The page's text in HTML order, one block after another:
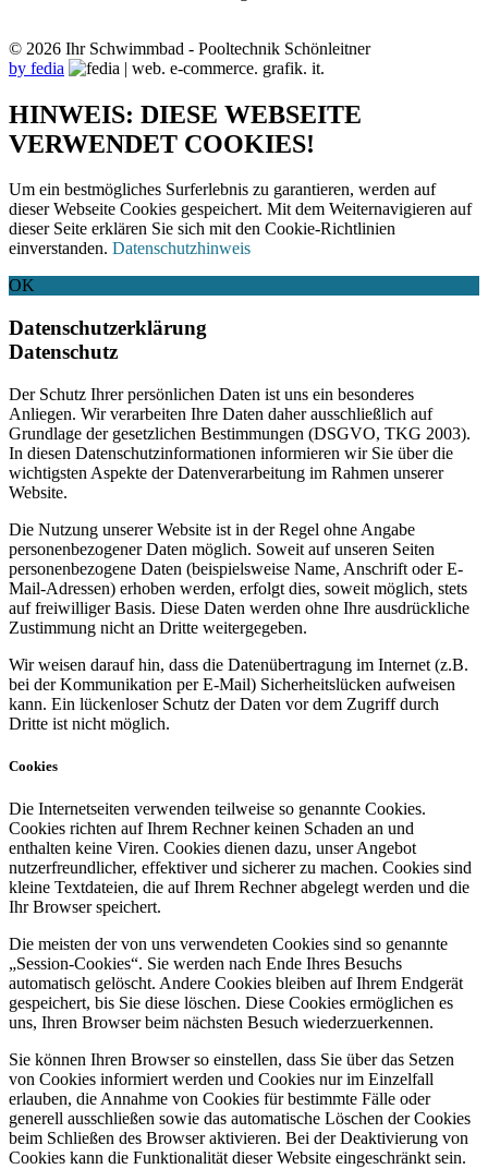
© 2026 Ihr Schwimmbad - Pooltechnik Schönleitner
by fedia
HINWEIS: DIESE WEBSEITE
VERWENDET COOKIES!
Um ein bestmögliches Surferlebnis zu garantieren, werden auf
dieser Webseite Cookies gespeichert. Mit dem Weiternavigieren auf
dieser Seite erklären Sie sich mit den Cookie-Richtlinien
einverstanden. Datenschutzhinweis
OK
Datenschutzerklärung
Datenschutz
Der Schutz Ihrer persönlichen Daten ist uns ein besonderes
Anliegen. Wir verarbeiten Ihre Daten daher ausschließlich auf
Grundlage der gesetzlichen Bestimmungen (DSGVO, TKG 2003).
In diesen Datenschutzinformationen informieren wir Sie über die
wichtigsten Aspekte der Datenverarbeitung im Rahmen unserer
Website.
Die Nutzung unserer Website ist in der Regel ohne Angabe
personenbezogener Daten möglich. Soweit auf unseren Seiten
personenbezogene Daten (beispielsweise Name, Anschrift oder E-
Mail-Adressen) erhoben werden, erfolgt dies, soweit möglich, stets
auf freiwilliger Basis. Diese Daten werden ohne Ihre ausdrückliche
Zustimmung nicht an Dritte weitergegeben.
Wir weisen darauf hin, dass die Datenübertragung im Internet (z.B.
bei der Kommunikation per E-Mail) Sicherheitslücken aufweisen
kann. Ein lückenloser Schutz der Daten vor dem Zugriff durch
Dritte ist nicht möglich.
Cookies
Die Internetseiten verwenden teilweise so genannte Cookies.
Cookies richten auf Ihrem Rechner keinen Schaden an und
enthalten keine Viren. Cookies dienen dazu, unser Angebot
nutzerfreundlicher, effektiver und sicherer zu machen. Cookies sind
kleine Textdateien, die auf Ihrem Rechner abgelegt werden und die
Ihr Browser speichert.
Die meisten der von uns verwendeten Cookies sind so genannte
„Session-Cookies“. Sie werden nach Ende Ihres Besuchs
automatisch gelöscht. Andere Cookies bleiben auf Ihrem Endgerät
gespeichert, bis Sie diese löschen. Diese Cookies ermöglichen es
uns, Ihren Browser beim nächsten Besuch wiederzuerkennen.
Sie können Ihren Browser so einstellen, dass Sie über das Setzen
von Cookies informiert werden und Cookies nur im Einzelfall
erlauben, die Annahme von Cookies für bestimmte Fälle oder
generell ausschließen sowie das automatische Löschen der Cookies
beim Schließen des Browser aktivieren. Bei der Deaktivierung von
Cookies kann die Funktionalität dieser Website eingeschränkt sein.